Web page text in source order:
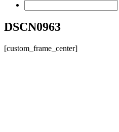
DSCN0963
[custom_frame_center]